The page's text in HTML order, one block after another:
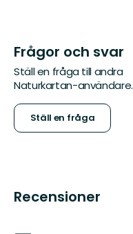
Frågor och svar
Ställ en fråga till andra
Naturkartan-användare.
Ställ en fråga
Recensioner